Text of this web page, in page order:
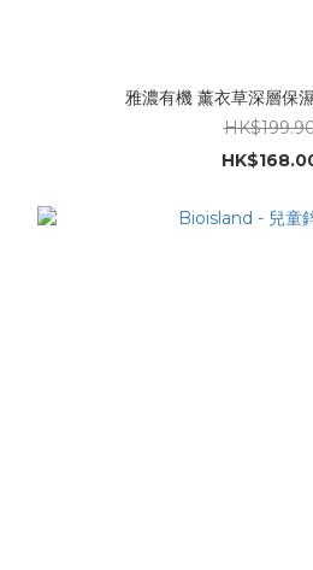
雅濃有機 薰衣草深層保